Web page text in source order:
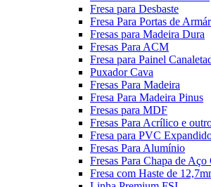
Fresa para Desbaste
Fresa Para Portas de
Fresas para Madeira Dura
Fresas Para ACM
Fresa para Painel
Puxador Cava
Fresas Para Madeira
Fresa Para Madeira Pinus
Fresas para MDF
Fresas Para Acrílico e
Fresa para PVC
Fresas Para Alumínio
Fresas Para Chapa de
Fresa com Haste de